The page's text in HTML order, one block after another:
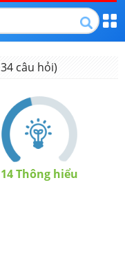
34 câu hỏi)
14 Thông hiểu